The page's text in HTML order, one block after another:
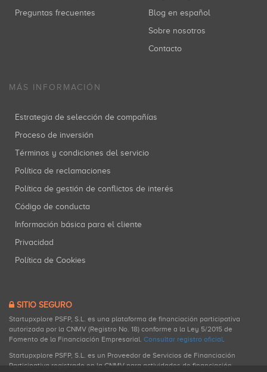
Preguntas frecuentes
Blog en español
Sobre nosotros
Contacto
MÁS INFORMACIÓN
Estrategia de selección de compañías
Proceso de inversión
Términos y condiciones del servicio
Política de reclamaciones
Política de gestión de conflictos de interés
Código de conducta
Información básica para el cliente
Privacidad
Política de Cookies
SITIO SEGURO
Startupxplore PSFP, S.L. es una plataforma de financiación participativa
autorizada por la CNMV (Registro No. 18) conforme a la Ley 5/2015 de
Fomento de la Financiación Empresarial. Consultar registro oficial.
Startupxplore PSFP, S.L. es un Proveedor de Servicios de Financiación
Participativa registrado en la CNMV para actividades de financiación